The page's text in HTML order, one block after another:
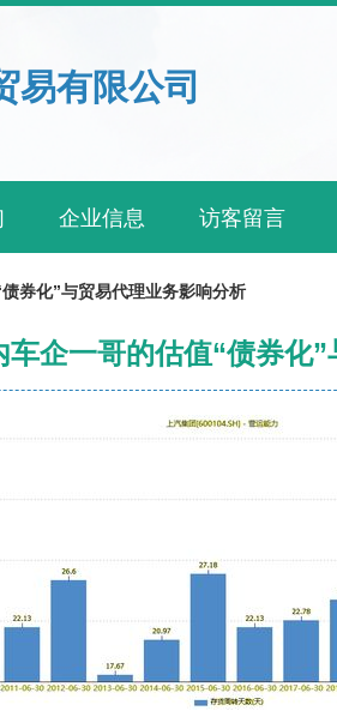
易有限公司
企业信息 访客留言
券化”与贸易代理业务影响分析
企一哥的估值“债券化